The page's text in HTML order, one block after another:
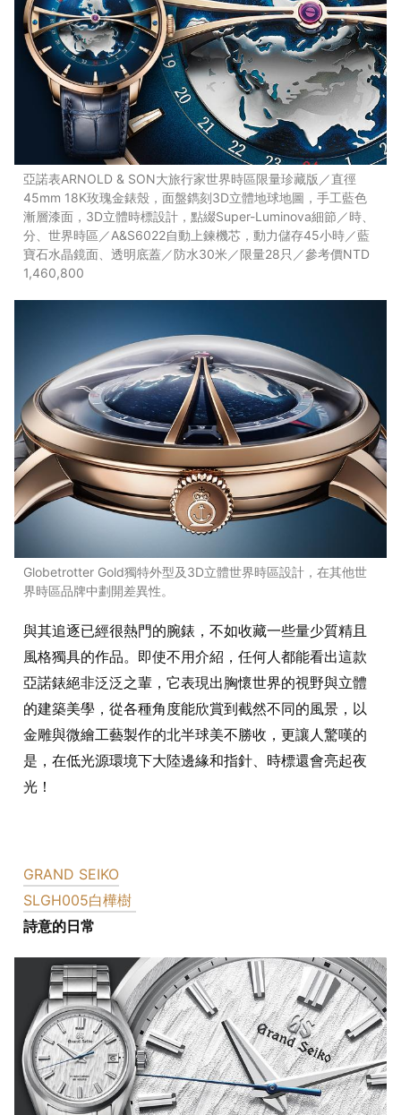
亞諾表ARNOLD & SON大旅行家世界時區限量珍藏版／直徑
45mm 18K玫瑰金錶殼，面盤鐫刻3D立體地球地圖，手工藍色
漸層漆面，3D立體時標設計，點綴Super-Luminova細節／時、
分、世界時區／A&S6022自動上鍊機芯，動力儲存45小時／藍
寶石水晶鏡面、透明底蓋／防水30米／限量28只／參考價NTD
1,460,800
Globetrotter Gold獨特外型及3D立體世界時區設計，在其他世
界時區品牌中劃開差異性。
與其追逐已經很熱門的腕錶，不如收藏一些量少質精且
風格獨具的作品。即使不用介紹，任何人都能看出這款
亞諾錶絕非泛泛之輩，它表現出胸懷世界的視野與立體
的建築美學，從各種角度能欣賞到截然不同的風景，以
金雕與微繪工藝製作的北半球美不勝收，更讓人驚嘆的
是，在低光源環境下大陸邊緣和指針、時標還會亮起夜
光！
GRAND SEIKO
SLGH005白樺樹
詩意的日常